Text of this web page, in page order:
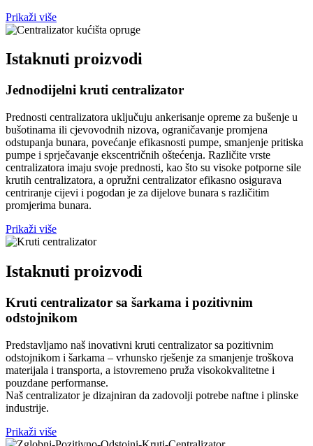
Prikaži više
Istaknuti proizvodi
Jednodijelni kruti centralizator
Prednosti centralizatora uključuju ankerisanje opreme za bušenje u
bušotinama ili cjevovodnih nizova, ograničavanje promjena
odstupanja bunara, povećanje efikasnosti pumpe, smanjenje pritiska
pumpe i sprječavanje ekscentričnih oštećenja. Različite vrste
centralizatora imaju svoje prednosti, kao što su visoke potporne sile
krutih centralizatora, a opružni centralizator efikasno osigurava
centriranje cijevi i pogodan je za dijelove bunara s različitim
promjerima bunara.
Prikaži više
Istaknuti proizvodi
Kruti centralizator sa šarkama i pozitivnim
odstojnikom
Predstavljamo naš inovativni kruti centralizator sa pozitivnim
odstojnikom i šarkama – vrhunsko rješenje za smanjenje troškova
materijala i transporta, a istovremeno pruža visokokvalitetne i
pouzdane performanse.
Naš centralizator je dizajniran da zadovolji potrebe naftne i plinske
industrije.
Prikaži više